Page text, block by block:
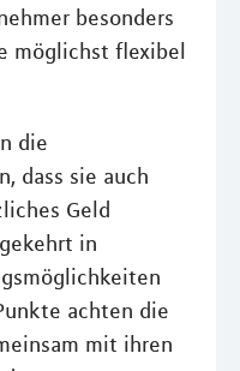
besonders
möglichst flexibel
die
dass sie auch
Geld
in
achten die
mit ihren